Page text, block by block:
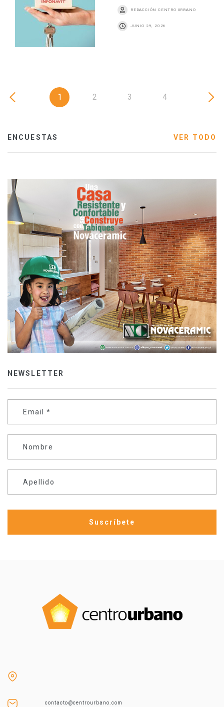
REDACCIÓN CENTRO URBANO
JUNIO 29, 2026
1 2 3 4
ENCUESTAS VER TODO
NEWSLETTER
Email *
Nombre
Apellido
contacto@centrourbano.com